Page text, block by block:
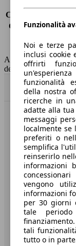
Consumo (extra-
Consumo
Capacità del
AutoScout24 non si
dei dati.
Benvenuti su
Società
A proposito
Stampa
Media
Condizioni
Informazioni
Funzionalità
Noi e terze
inclusi cookie
offrirti
funzionalità
della nostra
ricerche in
adatte alla
messaggi
localmente se
preferiti o
semplifica
reinserirlo
informazioni
vengono
informazioni
per 30 giorni
tale
tali
tutto o in